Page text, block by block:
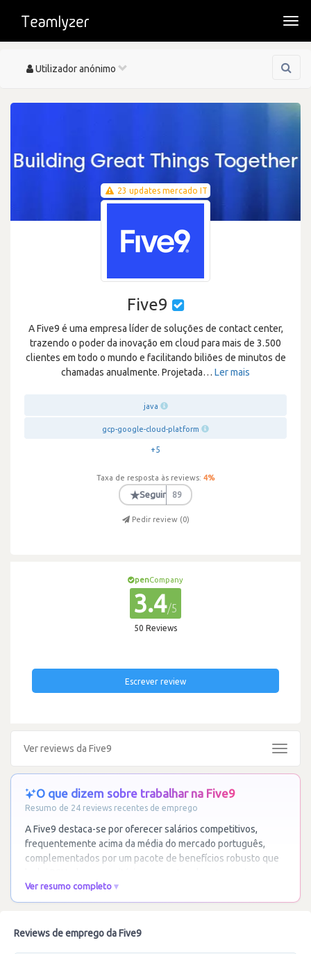
Toggle
Utilizador anónimo
23 updates mercado IT
Five9
A Five9 é uma empresa líder de soluções de contact center,
trazendo o poder da inovação em cloud para mais de 3.500
clientes em todo o mundo e facilitando biliões de minutos de
chamadas anualmente. Projetada… Ler mais
java
gcp-google-cloud-platform
+5
Taxa de resposta às reviews: 4%
★Seguir 89
Pedir review (0)
penCompany
3.4/5
50 Reviews
Escrever review
Ver reviews da Five9
Toggle
O que dizem sobre trabalhar na Five9
Resumo de 24 reviews recentes de emprego
A Five9 destaca-se por oferecer salários competitivos,
frequentemente acima da média do mercado português,
complementados por um pacote de benefícios robusto que
Ver resumo completo
Reviews de emprego da Five9